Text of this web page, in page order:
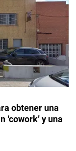
obtener una
y una